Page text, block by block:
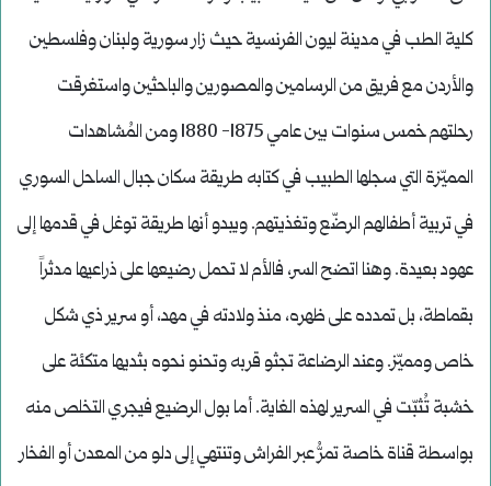
كلية الطب في مدينة ليون الفرنسية حيث زار سورية ولبنان وفلسطين
والأردن مع فريق من الرسامين والمصورين والباحثين واستغرقت
رحلتهم خمس سنوات بين عامي 1875- 1880 ومن المُشاهدات
المميّزة التي سجلها الطبيب في كتابه طريقة سكان جبال الساحل السوري
في تربية أطفالهم الرضّع وتغذيتهم. ويبدو أنها طريقة توغل في قدمها إلى
عهود بعيدة. وهنا اتضح السر، فالأم لا تحمل رضيعها على ذراعيها مدثراً
بقماطة، بل تمدده على ظهره، منذ ولادته في مهد، أو سرير ذي شكل
خاص ومميّز. وعند الرضاعة تجثو قربه وتحنو نحوه بثديها متكئة على
خشبة تُثبّت في السرير لهذه الغاية. أما بول الرضيع فيجري التخلص منه
بواسطة قناة خاصة تمرُّ عبر الفراش وتنتهي إلى دلو من المعدن أو الفخار